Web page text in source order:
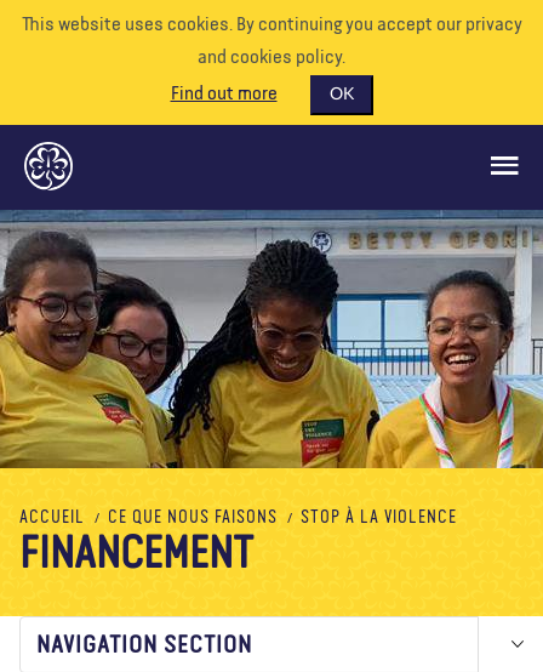
This website uses cookies. By continuing you accept our privacy
and cookies policy.
Find out more
OK
CE QUE NOUS FAISONS
SOUTENEZ-NOUS
BÉNÉVOLE
EVÉNEMENTS
NOTRE MONDE
Contactez nous FAIRE UN DON
ACCUEIL CE QUE NOUS FAISONS STOP À LA VIOLENCE
FINANCEMENT
NAVIGATION SECTION